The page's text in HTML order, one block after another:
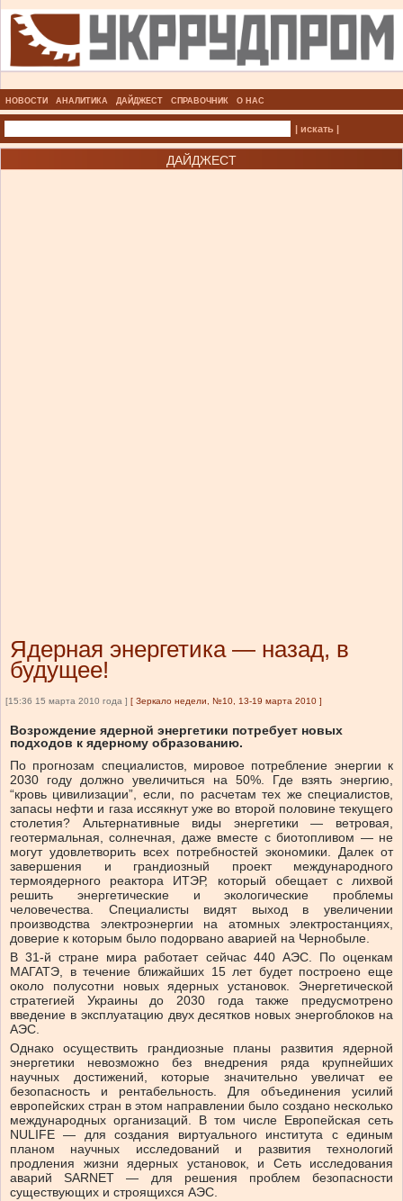
НОВОСТИ АНАЛИТИКА ДАЙДЖЕСТ СПРАВОЧНИК О НАС
| искать |
ДАЙДЖЕСТ
Ядерная энергетика — назад, в
будущее!
[15:36 15 марта 2010 года ] [ Зеркало недели, №10, 13-19 марта 2010 ]
Возрождение ядерной энергетики потребует новых
подходов к ядерному образованию.
По прогнозам специалистов, мировое потребление энергии к
2030 году должно увеличиться на 50%. Где взять энергию,
“кровь цивилизации”, если, по расчетам тех же специалистов,
запасы нефти и газа иссякнут уже во второй половине текущего
столетия? Альтернативные виды энергетики — ветровая,
геотермальная, солнечная, даже вместе с биотопливом — не
могут удовлетворить всех потребностей экономики. Далек от
завершения и грандиозный проект международного
термоядерного реактора ИТЭР, который обещает с лихвой
решить энергетические и экологические проблемы
человечества. Специалисты видят выход в увеличении
производства электроэнергии на атомных электростанциях,
доверие к которым было подорвано аварией на Чернобыле.
В 31-й стране мира работает сейчас 440 АЭС. По оценкам
МАГАТЭ, в течение ближайших 15 лет будет построено еще
около полусотни новых ядерных установок. Энергетической
стратегией Украины до 2030 года также предусмотрено
введение в эксплуатацию двух десятков новых энергоблоков на
АЭС.
Однако осуществить грандиозные планы развития ядерной
энергетики невозможно без внедрения ряда крупнейших
научных достижений, которые значительно увеличат ее
безопасность и рентабельность. Для объединения усилий
европейских стран в этом направлении было создано несколько
международных организаций. В том числе Европейская сеть
NULIFE — для создания виртуального института с единым
планом научных исследований и развития технологий
продления жизни ядерных установок, и Сеть исследования
аварий SARNET — для решения проблем безопасности
существующих и строящихся АЭС.